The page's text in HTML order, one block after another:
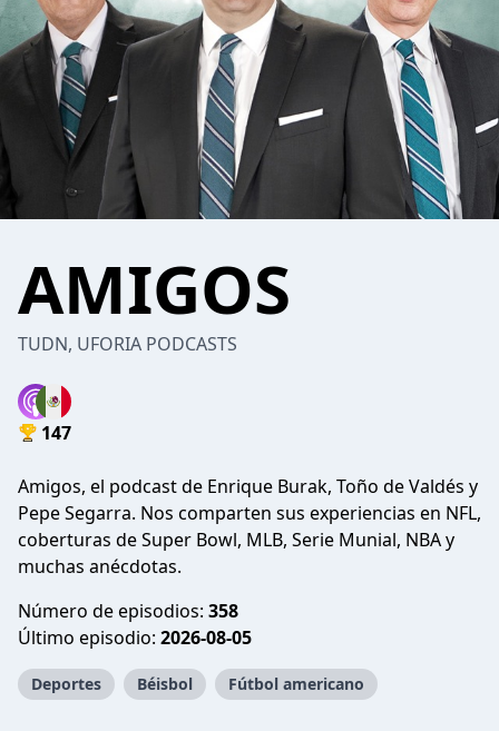
AMIGOS
TUDN, UFORIA PODCASTS
147
Amigos, el podcast de Enrique Burak, Toño de Valdés y
Pepe Segarra. Nos comparten sus experiencias en NFL,
coberturas de Super Bowl, MLB, Serie Munial, NBA y
muchas anécdotas.
Número de episodios: 358
Último episodio: 2026-08-05
Deportes Béisbol Fútbol americano